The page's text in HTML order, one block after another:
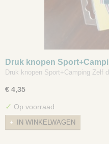
Druk knopen
Druk knopen Sport+Camping Zelf
€ 4,35
✓ Op voorraad
IN WINKELWAGEN